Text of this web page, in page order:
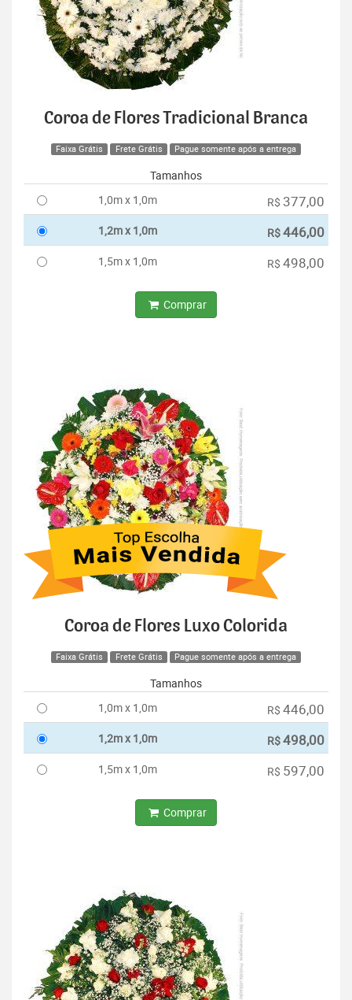
Coroa de Flores Tradicional Branca
Faixa Grátis Frete Grátis Pague somente após a entrega
Tamanhos
1,0m x 1,0m
R$ 377,00
1,2m x 1,0m R$446,00
1,5m x 1,0m R$ 498,00
Comprar
Coroa de Flores Luxo Colorida
Faixa Grátis Frete Grátis Pague somente após a entrega
Tamanhos
1,0m x 1,0m
R$ 446,00
1,2m x 1,0m R$498,00
1,5m x 1,0m R$ 597,00
Comprar